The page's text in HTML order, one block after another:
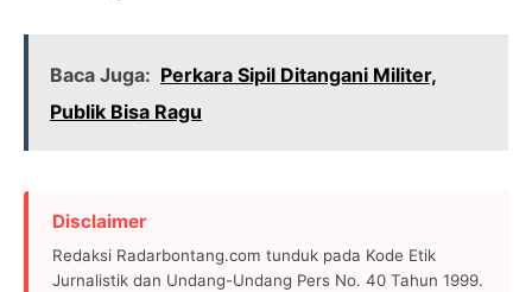
Baca Juga: Perkara Sipil Ditangani Militer,
Publik Bisa Ragu
Disclaimer
Redaksi Radarbontang.com tunduk pada Kode Etik
Jurnalistik dan Undang-Undang Pers No. 40 Tahun 1999.